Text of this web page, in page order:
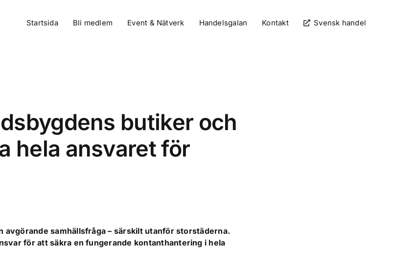
Startsida Bli medlem Event & Nätverk Handelsgalan Kontakt Svensk handel
butiker och
hela ansvaret för
avgörande samhällsfråga – särskilt utanför storstäderna.
för att säkra en fungerande kontanthantering i hela